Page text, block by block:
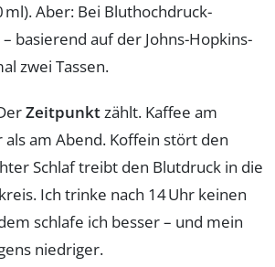
ml). Aber: Bei Bluthochdruck-
basierend auf der Johns-Hopkins-
zwei Tassen.
Zeitpunktzählt. Kaffee am
am Abend. Koffein stört den
Schlaf treibt den Blutdruck in die
Ich trinke nach 14 Uhr keinen
schlafe ich besser – und mein
niedriger.